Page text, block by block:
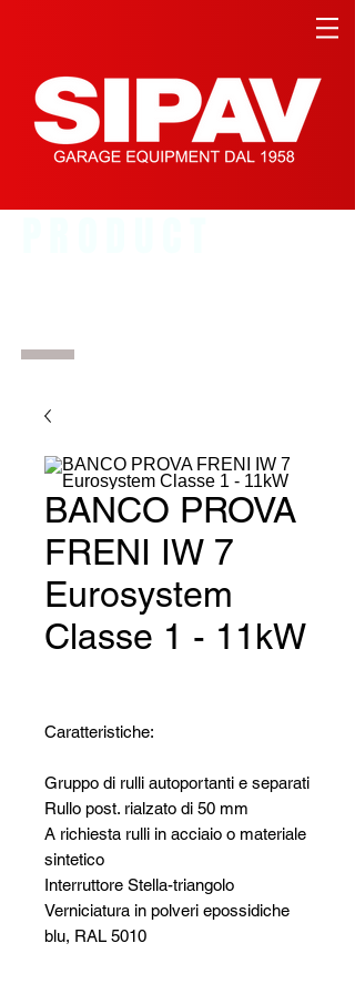
BANCO PROVA
FRENI IW 7
Eurosystem
Classe 1 - 11kW
Caratteristiche:
Gruppo di rulli autoportanti e separati
Rullo post. rialzato di 50 mm
A richiesta rulli in acciaio o materiale
sintetico
Interruttore Stella-triangolo
Verniciatura in polveri epossidiche
blu, RAL 5010